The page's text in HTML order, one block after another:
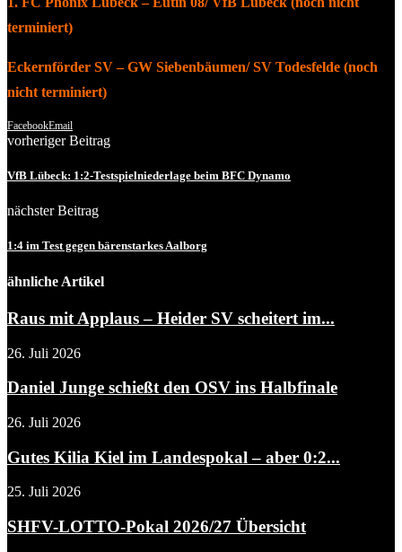
terminiert)
Eckernförder SV – GW Siebenbäumen/ SV Todesfelde (noch
nicht terminiert)
FacebookEmail
vorheriger Beitrag
VfB Lübeck: 1:2-Testspielniederlage beim BFC Dynamo
nächster Beitrag
1:4 im Test gegen bärenstarkes Aalborg
ähnliche Artikel
Raus mit Applaus – Heider SV scheitert im...
26. Juli 2026
Daniel Junge schießt den OSV ins Halbfinale
26. Juli 2026
Gutes Kilia Kiel im Landespokal – aber 0:2...
25. Juli 2026
SHFV-LOTTO-Pokal 2026/27 Übersicht